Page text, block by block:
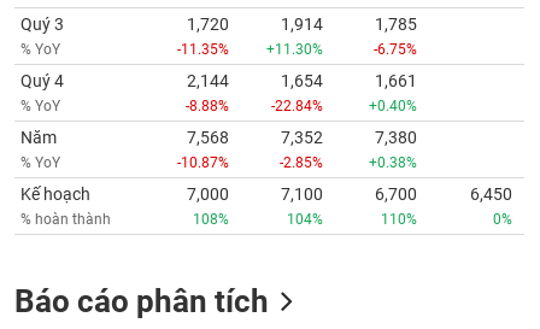
Quý 3
% YoY
1,720
-11.35%
1,914
+11.30%
1,785
-6.75%
Quý 4
% YoY
2,144
-8.88%
1,654
-22.84%
1,661
+0.40%
Năm
% YoY
7,568
-10.87%
7,352
-2.85%
7,380
+0.38%
Kế hoạch
% hoàn thành
7,000
108%
7,100
104%
6,700
110%
6,450
0%
Báo cáo phân tích